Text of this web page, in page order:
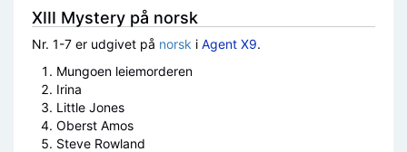
XIII Mystery på norsk
Nr. 1-7 er udgivet på norsk i Agent X9.
Mungoen leiemorderen
Irina
Little Jones
Oberst Amos
Steve Rowland